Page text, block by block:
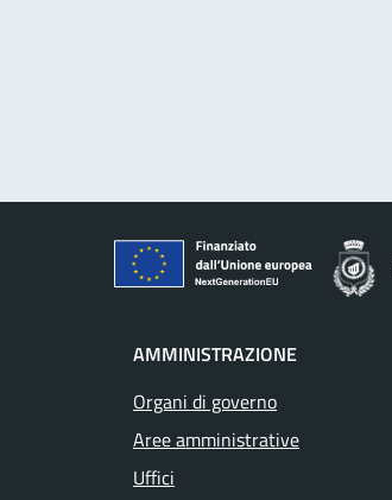
AMMINISTRAZIONE
Organi di governo
Aree amministrative
Uffici